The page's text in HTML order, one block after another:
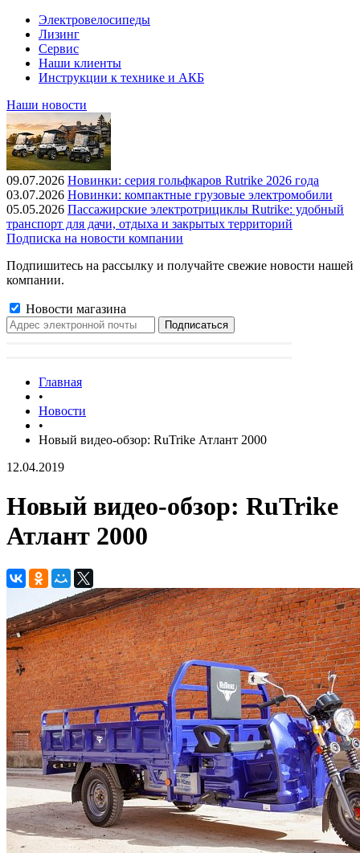
Электровелосипеды
Лизинг
Сервис
Наши клиенты
Инструкции к технике и АКБ
Наши новости
09.07.2026 Новинки: серия гольфкаров Rutrike 2026 года
03.07.2026 Новинки: компактные грузовые электромобили
05.05.2026 Пассажирские электротрициклы Rutrike: удобный
транспорт для дачи, отдыха и закрытых территорий
Подписка на новости компании
Подпишитесь на рассылку и получайте свежие новости нашей
компании.
Новости магазина
Главная
•
Новости
•
Новый видео-обзор: RuTrike Атлант 2000
12.04.2019
Новый видео-обзор: RuTrike
Атлант 2000